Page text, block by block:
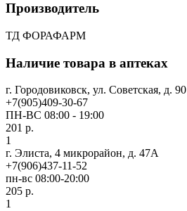
Производитель
ТД ФОРАФАРМ
Наличие товара в аптеках
г. Городовиковск, ул. Советская, д. 90
+7(905)409-30-67
ПН-ВС 08:00 - 19:00
201 р.
1
г. Элиста, 4 микрорайон, д. 47А
+7(906)437-11-52
пн-вс 08:00-20:00
205 р.
1